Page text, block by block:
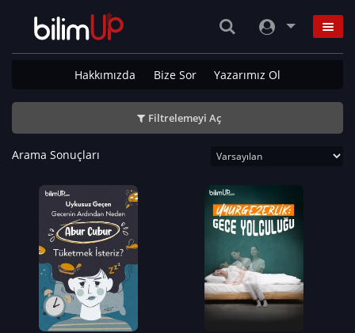
Hakkımızda Bize Sor Yazarımız Ol
Filtrelemeyi Aç
Arama Sonuçları